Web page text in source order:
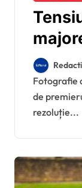
de
Fotografie de ilustrație Guvernul ungar, condus
de
rezoluție...